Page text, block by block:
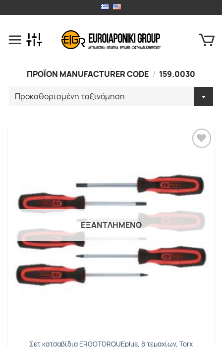
to
ΠΡΟΪΟΝ MANUFACTURER CODE / 159.0030
ΕΞΑΝΤΛΗΜΕΝΟ
Σετ κατσαβίδια ERGOTORQUEplus, 6 τεμαχίων, Torx